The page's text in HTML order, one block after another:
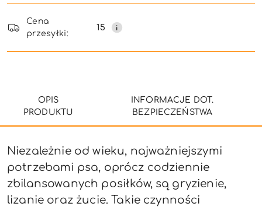
i
dostawa
Cena
przesyłki:
15
OPIS
PRODUKTU
INFORMACJE DOT.
BEZPIECZEŃSTWA
Niezależnie od wieku, najważniejszymi
potrzebami psa, oprócz codziennie
zbilansowanych posiłków, są gryzienie,
lizanie oraz żucie. Takie czynności